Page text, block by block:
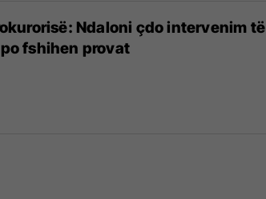
Ndaloni çdo intervenim të
fshihen provat